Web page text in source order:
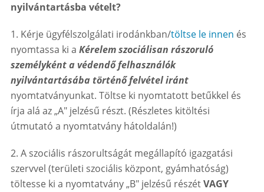
nyilvántartásba vételt?
1. Kérje ügyfélszolgálati irodánkban/töltse le innen és
nyomtassa ki a Kérelem szociálisan rászoruló
személyként a védendő felhasználók
nyilvántartásába történő felvétel iránt
nyomtatványunkat. Töltse ki nyomtatott betűkkel és
írja alá az „A" jelzésű részt. (Részletes kitöltési
útmutató a nyomtatvány hátoldalán!)
2. A szociális rászorultságát megállapító igazgatási
szervvel (területi szociális központ, gyámhatóság)
töltesse ki a nyomtatvány „B" jelzésű részétVAGY